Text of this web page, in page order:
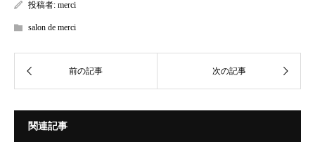
投稿者: merci
salon de merci
関連記事